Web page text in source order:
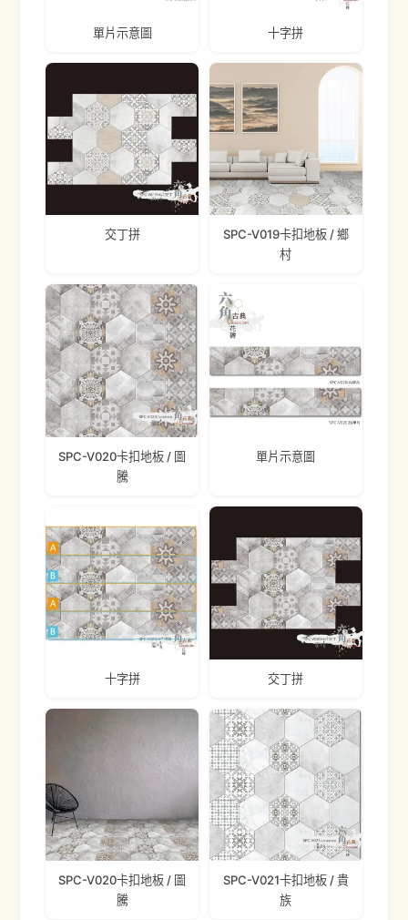
單片示意圖 十字拼
交丁拼
SPC-V019卡扣地板 / 鄉
村
SPC-V020卡扣地板 / 圖
騰
單片示意圖
十字拼 交丁拼
SPC-V020卡扣地板 / 圖
騰
SPC-V021卡扣地板 / 貴
族